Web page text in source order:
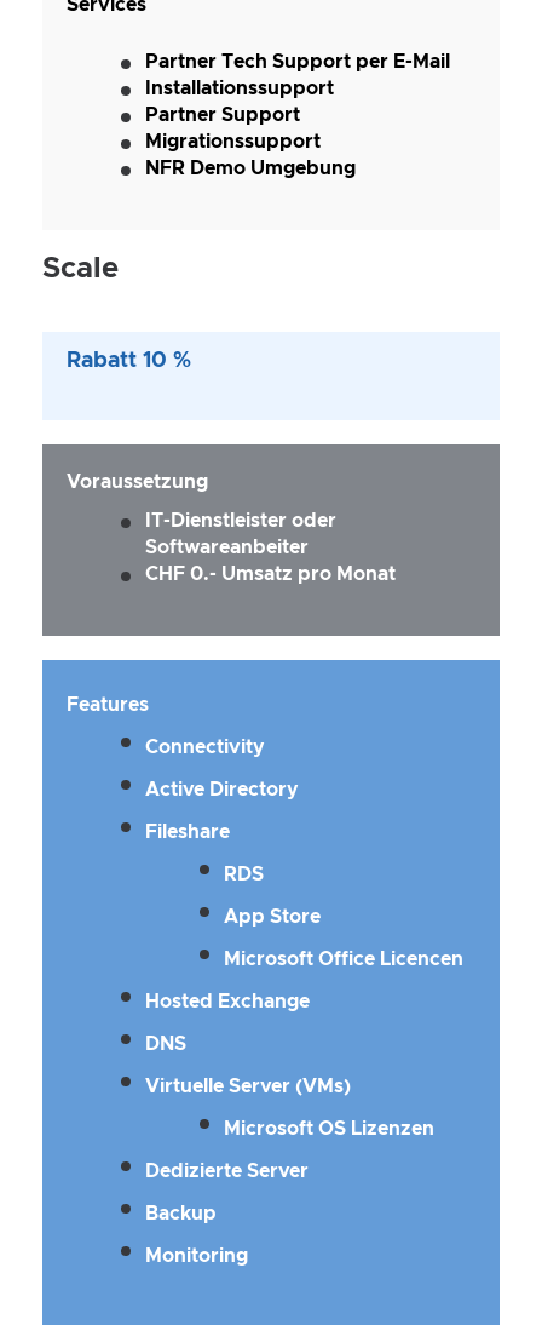
Services
Partner Tech Support per E-Mail
Installationssupport
Partner Support
Migrationssupport
NFR Demo Umgebung
Scale
Rabatt 10 %
Voraussetzung
IT-Dienstleister oder
Softwareanbeiter
CHF 0.- Umsatz pro Monat
Features
Connectivity
Active Directory
Fileshare
RDS
App Store
Microsoft Office Licencen
Hosted Exchange
DNS
Virtuelle Server (VMs)
Microsoft OS Lizenzen
Dedizierte Server
Backup
Monitoring